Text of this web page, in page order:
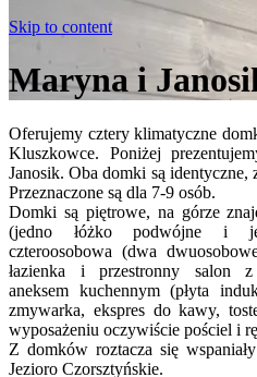
Skip to content
Maryna i
Oferujemy cztery klimatyczne
Kluszkowce. Poniżej
Janosik. Oba domki są identyczne,
Przeznaczone są dla 7-9 osób.
Domki są piętrowe, na górze
(jedno łóżko podwójne i
czteroosobowa (dwa
łazienka i przestronny salon z
aneksem kuchennym (płyta
zmywarka, ekspres do kawy,
wyposażeniu oczywiście pościel i
Z domków roztacza się
Jezioro Czorsztyńskie.